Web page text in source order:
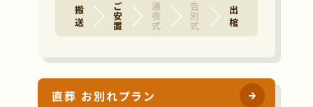
搬 送 ご安置 通夜式 告別式 出 棺
直葬 お別れプラン